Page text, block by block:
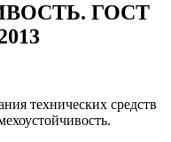
ГОСТ
технических средств